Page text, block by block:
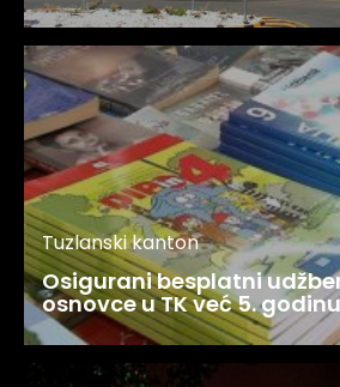
Tuzlanski kanton
Osigurani besplatni
osnovce u TK već 5.